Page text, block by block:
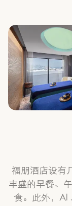
福朋酒店设有
丰盛的早餐、
食。此外，Al